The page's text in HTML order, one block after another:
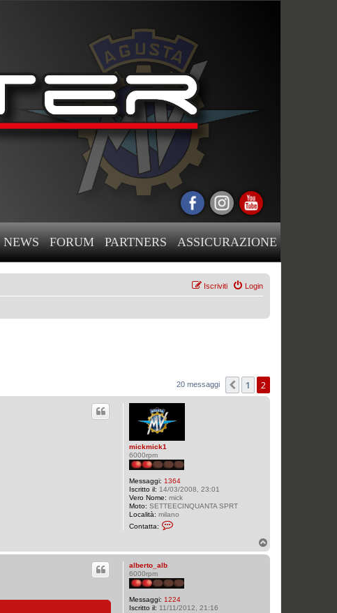
NEWS FORUM PARTNERS ASSICURAZIONE
Login
Iscriviti
20 messaggi Precedente
1 2
mickmick1
6000rpm
Messaggi: 1364
Iscritto il: 14/03/2008, 23:01
Vero Nome: mick
Moto: SETTEECINQUANTA SPRT
Località: milano
Contatta:
a
a
m
i
c
o
p
alberto_alb
6000rpm
Messaggi: 1224
Iscritto il: 11/11/2012, 21:16